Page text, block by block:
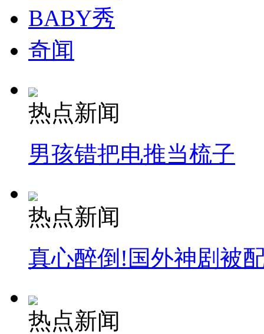
走！跟着总书记去植树
消防员救轻生者
纽约上演“枕头大战”
司机酒驾遇交警 急速倒车逃窜
BABY秀
奇闻
热点新闻
男孩错把电推当梳子
热点新闻
真心醉倒!国外神剧被
热点新闻